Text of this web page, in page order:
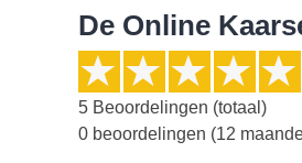
De Online
5 Beoordelingen (totaal)
0 beoordelingen (12